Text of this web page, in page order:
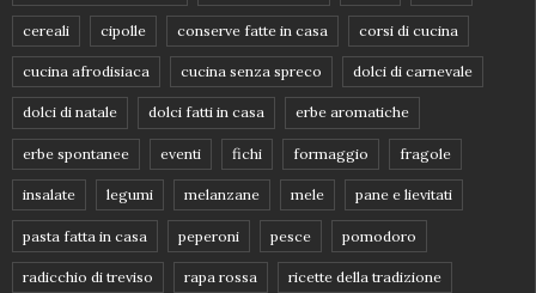
cereali cipolle conserve fatte in casa corsi di cucina
cucina afrodisiaca cucina senza spreco dolci di carnevale
dolci di natale dolci fatti in casa erbe aromatiche
erbe spontanee eventi fichi formaggio fragole
insalate legumi melanzane mele pane e lievitati
pasta fatta in casa peperoni pesce pomodoro
radicchio di treviso rapa rossa ricette della tradizione